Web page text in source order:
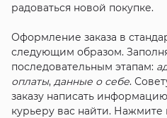
радоваться новой покупке.
Оформление заказа в
следующим образом.
последовательным этапам:
оплаты, данные о себе.
заказу написать
курьеру вас найти. Нажмите